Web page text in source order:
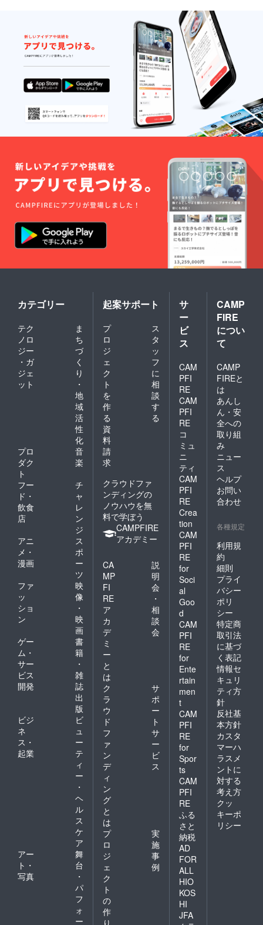
で手に
してい
ただけ
るのは
このリ
ターン
のみ
で、ク
ラウド
ファン
ディン
グ終了
後は
5000円
定で
す。
ズ：着
丈
52.5cm
、身幅
43.2cm
、肩幅
33.6cm
、袖丈
74.3cm
※量産過
程によ
り多少
の誤差
は出て
ありま
す、ご
了承く
ださ
い。 ◯
原産
国：日
本 ◯洗
濯方法
につい
トに入
コース
でその
ままお
洗濯可
能で
す。 ク
リーニ
必要は
ありま
せん。
◯着用
時の注
意点
チュー
ル素材
のた
め、着
用時の
爪や
ジッ
パー等
先が
引っか
ご注意
くださ
い。 高
温で多
少布が
縮む可
能性が
あるた
め、乾
燥機や
高温で
のアイ
ロンは
お避け
くださ
い。 ※
量産過
程で製
品の細
かい仕
様が変
更にな
る可能
性があ
す。 こ
のリ
ターン
に、写
写って
ターン
に、写
真に
写って
いるイ
ンナー
は含ま
れませ
ん。 縫
製の関
係によ
り、リ
ターン
のお届
前後左
右する
可能性
があり
ます
の場合
はメー
ルにて
ご連絡
いただ
了承く
ださ
い。
せてい
ただき
ます。
※映像の
権利は
The
AMOが
所有し
ている
為、映
像を録
画した
り、他
で共有
遠慮く
ださ
い。 映
像を見
るため
にイン
ター
ネット
を使え
となり
長さや
ご覧い
ただけ
る期間
等、動
画サイ
トの規
更が
あった
場合な
ど多少
変更の
可能性
もござ
いま
お願い
しま
す。 撮
影の裏
側動画
とお礼
の動画
は合わ
せて３
分ほ
ど、"Gi
selle"動
画をご
覧いた
１ヶ月
を予定
してい
ます。
映像に
ついて
はメー
ルで、
ステッ
紙、構
ては郵
送にて
お届け
させて
いただ
きま
権利は
AMOが
所有し
ている
為、映
像を録
画した
り、他
で共有
するこ
とはご
遠慮く
ださ
い。 映
像を見
にイン
ネット
を使え
る環境
が必要
となり
ます。
動画の
長さや
ご覧い
ただけ
る期間
等、動
画サイ
トの規
約に変
あった
場合な
ど多少
変更の
可能性
もござ
カテゴリー
テク
ノロ
ジー
・ガ
ジェ
ット
ま
ち
づ
く
り
・
地
域
活
性
化
プロ
ダク
ト
音
楽
フー
ド・
飲食
店
チ
ャ
レ
ン
ジ
アニ
メ・
漫画
ス
ポ
ー
ツ
ファ
ッ
ショ
ン
映
像
・
映
画
ゲー
ム・
サー
ビス
開発
書
籍
・
雑
誌
出
版
ビジ
ネ
ス・
起業
ビ
ュ
ー
テ
ィ
ー
・
ヘ
ル
ス
ケ
ア
アー
ト・
写真
舞
台
・
パ
フ
ォ
ー
起案サポート
プ
ロ
ジ
ェ
ク
ト
を
作
る
ス
タ
ッ
フ
に
相
談
す
る
資
料
請
求
クラウドファ
ンディングの
ノウハウを無
料で学ぼう
CAMPFIRE
アカデミー
CA
MP
FI
RE
ア
カ
デ
ミ
ー
と
は
説
明
会
・
相
談
会
ク
ラ
ウ
ド
フ
ァ
ン
デ
ィ
ン
グ
と
は
サ
ポ
ー
ト
サ
ー
ビ
ス
プ
ロ
ジ
ェ
ク
ト
の
作
り
実
施
事
例
サ
ー
ビ
ス
CAM
PFI
RE
CAM
PFI
RE
コ
ミュ
ニ
ティ
CAM
PFI
RE
Crea
tion
CAM
PFI
RE
for
Soci
al
Goo
d
CAM
PFI
RE
for
Ente
rtain
men
t
CAM
PFI
RE
for
Spor
ts
CAM
PFI
RE
ふる
さと
納税
AD
FOR
ALL
HIO
KOS
HI
JFA
CAMP
FIRE
につい
て
CAMP
FIREと
は
あんし
ん・安
全への
取り組
み
ニュー
ス
ヘルプ
お問い
合わせ
各種規定
利用規
約
細則
プライ
バシー
ポリ
シー
特定商
取引法
に基づ
く表記
情報セ
キュリ
ティ方
針
反社基
本方針
カスタ
マーハ
ラスメ
ントに
対する
考え方
クッ
キーポ
リシー